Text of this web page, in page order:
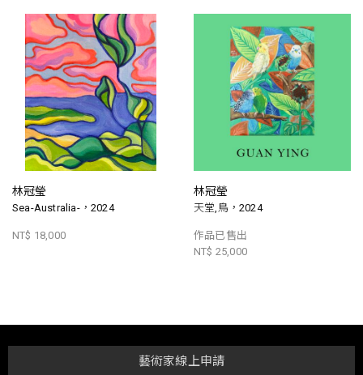
林冠瑩
Sea-Australia-，2024
NT$ 18,000
林冠瑩
天堂,鳥，2024
作品已售出
NT$ 25,000
藝術家線上申請